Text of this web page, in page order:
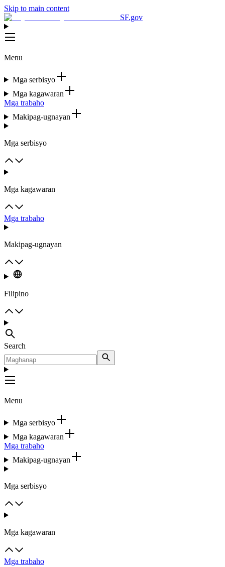
Skip to main content
SF.gov
Menu
Mga serbisyo
Mga kagawaran
Mga trabaho
Makipag-ugnayan
Mga serbisyo
Mga kagawaran
Mga trabaho
Makipag-ugnayan
Filipino
Search
Menu
Mga serbisyo
Mga kagawaran
Mga trabaho
Makipag-ugnayan
Mga serbisyo
Mga kagawaran
Mga trabaho